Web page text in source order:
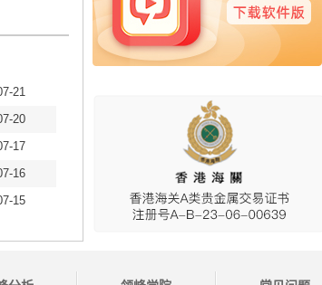
21
20
17
16
15